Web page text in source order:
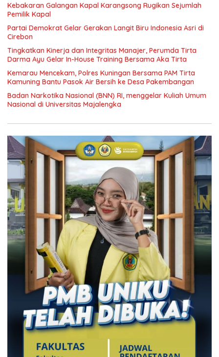
Kebakaran Galangan Kapal Karangsong Rugikan Sejumlah
Pemilik Kapal
Partai Demokrat Gelar Gerakan Langit Biru Indonesia Asri di
Cirebon
‎Tingkatkan Kinerja dan Integritas Manajer, Perumda Tirta
Darma Ayu Gelar In-House Training Bersama Aka Tirta ‎
Kemarau Mencekam, Polres Kuningan Bersama PAM Tirta
Kamuning Bantu Pasok Air Bersih ke Desa Pakembangan
Badan Narkotika Nasional (BNN) RI, menggelar Kuliah Umum
Nasional di Universitas Majalengka